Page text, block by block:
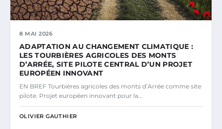
8 MAI 2026
ADAPTATION AU CHANGEMENT CLIMATIQUE :
LES TOURBIÈRES AGRICOLES DES MONTS
D’ARRÉE, SITE PILOTE CENTRAL D’UN PROJET
EUROPÉEN INNOVANT
EN BREF Tourbières agricoles des monts d’Arrée comme site
pilote. Projet européen innovant pour la…
OLIVIER GAUTHIER